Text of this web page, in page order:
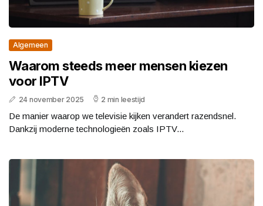
Algemeen
Waarom steeds meer mensen kiezen
voor IPTV
24 november 2025 2 min leestijd
De manier waarop we televisie kijken verandert razendsnel.
Dankzij moderne technologieën zoals IPTV...